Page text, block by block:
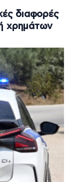
διαφορές
χρημάτων